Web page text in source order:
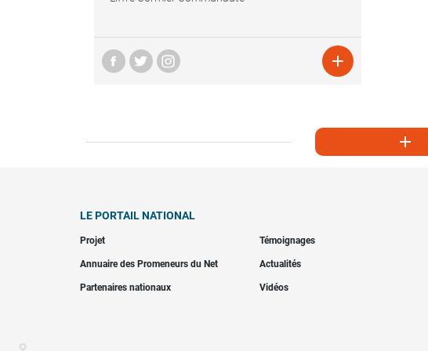


LE PORTAIL NATIONAL
Projet Témoignages
Annuaire des Promeneurs du Net Actualités
Partenaires nationaux Vidéos